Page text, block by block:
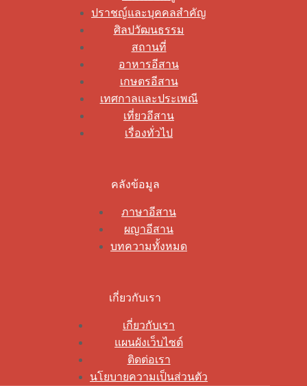
ปราชญ์และบุคคลสำคัญ
ศิลปวัฒนธรรม
สถานที่
อาหารอีสาน
เกษตรอีสาน
เทศกาลและประเพณี
เที่ยวอีสาน
เรื่องทั่วไป
คลังข้อมูล
ภาษาอีสาน
ผญาอีสาน
บทความทั้งหมด
เกี่ยวกับเรา
เกี่ยวกับเรา
แผนผังเว็บไซต์
ติดต่อเรา
นโยบายความเป็นส่วนตัว